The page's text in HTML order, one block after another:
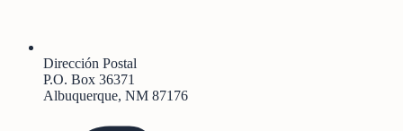
Dirección Postal
P.O. Box 36371
Albuquerque, NM 87176